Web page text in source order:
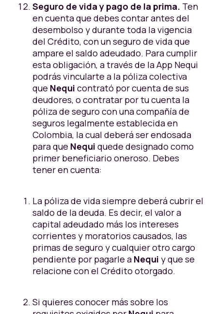
Seguro de vida y pago de la prima. Ten
en cuenta que debes contar antes del
desembolso y durante toda la vigencia
del Crédito, con un seguro de vida que
ampare el saldo adeudado. Para cumplir
esta obligación, a través de la App Nequi
podrás vincularte a la póliza colectiva
que Nequi contrató por cuenta de sus
deudores, o contratar por tu cuenta la
póliza de seguro con una compañía de
seguros legalmente establecida en
Colombia, la cual deberá ser endosada
para que Nequi quede designado como
primer beneficiario oneroso. Debes
tener en cuenta:
La póliza de vida siempre deberá cubrir el
saldo de la deuda. Es decir, el valor a
capital adeudado más los intereses
corrientes y moratorios causados, las
primas de seguro y cualquier otro cargo
pendiente por pagarle a Nequi y que se
relacione con el Crédito otorgado.
Si quieres conocer más sobre los